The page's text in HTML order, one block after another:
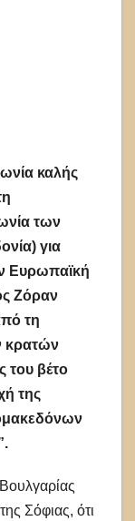
καλής
των
για
Ευρωπαϊκή
Ζόραν
τη
κρατών
του βέτο
της
Σόφιας, ότι